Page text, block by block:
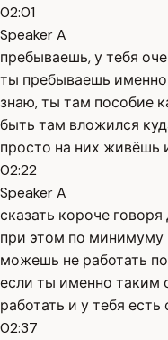
02:01
Speaker A
пребываешь, у тебя
ты пребываешь
знаю, ты там пособие
быть там вложился
просто на них живёшь
02:22
Speaker A
сказать короче
при этом по минимуму
можешь не работать
если ты именно
работать и у тебя есть
02:37